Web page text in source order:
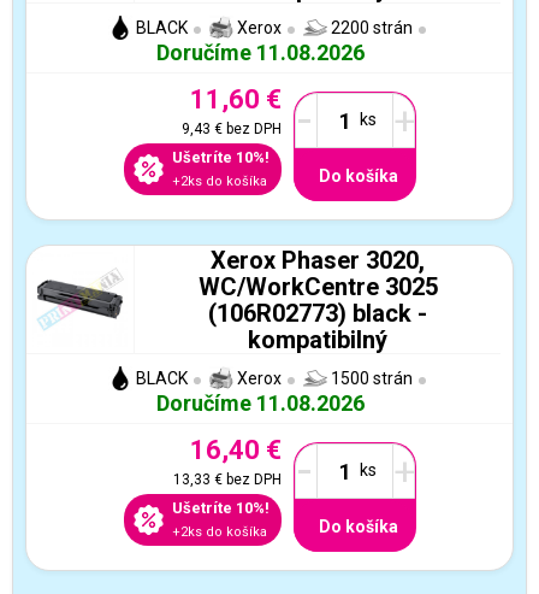
BLACK Xerox 2200 strán
Doručíme 11.08.2026
11,60 €
9,43 €bez DPH
Ušetríte 10%!
+2ks do košíka
- +
Do košíka
Xerox Phaser 3020,
WC/WorkCentre 3025
(106R02773) black -
kompatibilný
BLACK Xerox 1500 strán
Doručíme 11.08.2026
16,40 €
13,33 €bez DPH
Ušetríte 10%!
+2ks do košíka
- +
Do košíka